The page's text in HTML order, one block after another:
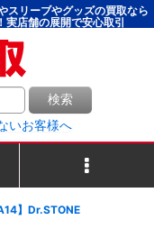
スリーブやグッズの買取なら
店舗の展開で安心取引
検索
いお客様へ
】Dr.STONE